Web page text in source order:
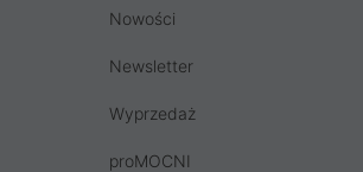
Nowości
Newsletter
Wyprzedaż
proMOCNI